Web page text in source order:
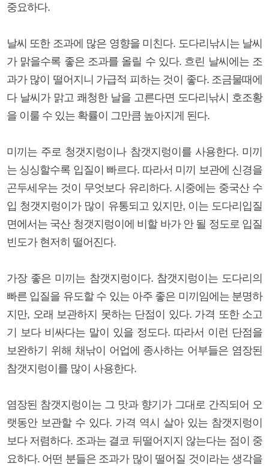
중요하다.
날씨 또한 조과에 많은 영향을 미친다. 도다리낚시는 날씨
가 맑을수록 좋은 조과를 올릴 수 있다. 흐린 날씨에는 조
과가 많이 떨어지니 가급적 피하는 것이 좋다. 조금물때에
다 날씨가 맑고 쾌청한 날을 고른다면 도다리낚시 호조황
을 이룰 수 있는 확률이 그만큼 높아지게 된다.
미끼는 주로 청갯지렁이나 참갯지렁이를 사용한다. 미끼
는 싱싱할수록 입질이 빠르다. 따라서 미끼 보관에 신경을
곤두세우는 것이 무엇보다 유리하다. 시중에는 중국산 수
입 청갯지렁이가 많이 유통되고 있지만, 이는 도다리입질
면에서는 국산 청갯지렁이에 비할 바가 안 될 정도로 입질
빈도가 현저히 떨어진다.
가장 좋은 미끼는 참갯지렁이다. 참갯지렁이는 도다리의
빠른 입질을 유도할 수 있는 아주 좋은 미끼임에는 분명하
지만, 오래 보관하지 못하는 단점이 있다. 가격 또한 소고
기 보다 비싸다는 말이 있을 정도다. 따라서 이런 단점을
보완하기 위해 채낚이 어업에 종사하는 어부들은 염장된
참갯지렁이를 많이 사용한다.
염장된 참갯지렁이는 그 맛과 향기가 그대로 간직되어 오
랫동안 보관할 수 있다. 가격 역시 살아 있는 참갯지렁이
보다 저렴하다. 조과는 결코 뒤떨어지지 않는다는 점이 중
요하다. 어떤 분들은 조과가 많이 떨어질 것이라는 생각을